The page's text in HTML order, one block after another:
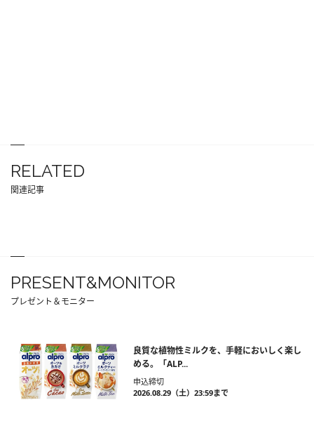
RELATED
関連記事
PRESENT&MONITOR
プレゼント＆モニター
良質な植物性ミルクを、手軽においしく楽し
める。「ALP...
申込締切
2026.08.29（土）23:59まで